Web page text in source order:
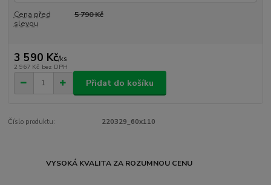
Cena před
slevou
5 790 Kč
3 590 Kč/ks
2 967 Kč bez DPH
Přidat do košíku
Číslo produktu: 220329_60x110
VYSOKÁ KVALITA ZA ROZUMNOU CENU